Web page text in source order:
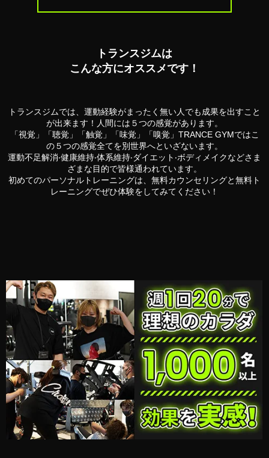
トランスジムは
こんな⽅にオススメです！
トランスジムでは、運動経験がまったく無い⼈でも成果を出すこと
が出来ます！ ⼈間には５つの感覚があります。
「視覚」「聴覚」「触覚」「味覚」「嗅覚」TRANCE GYMではこ
の５つの感覚全てを別世界へといざないます。
運動不⾜解消‧健康維持‧体系維持‧ダイエット‧ボディメイクなどさま
ざまな⽬的で皆様通われています。
初めてのパーソナルトレーニングは、 無料カウンセリングと無料ト
レーニングでぜひ体験をしてみてください！